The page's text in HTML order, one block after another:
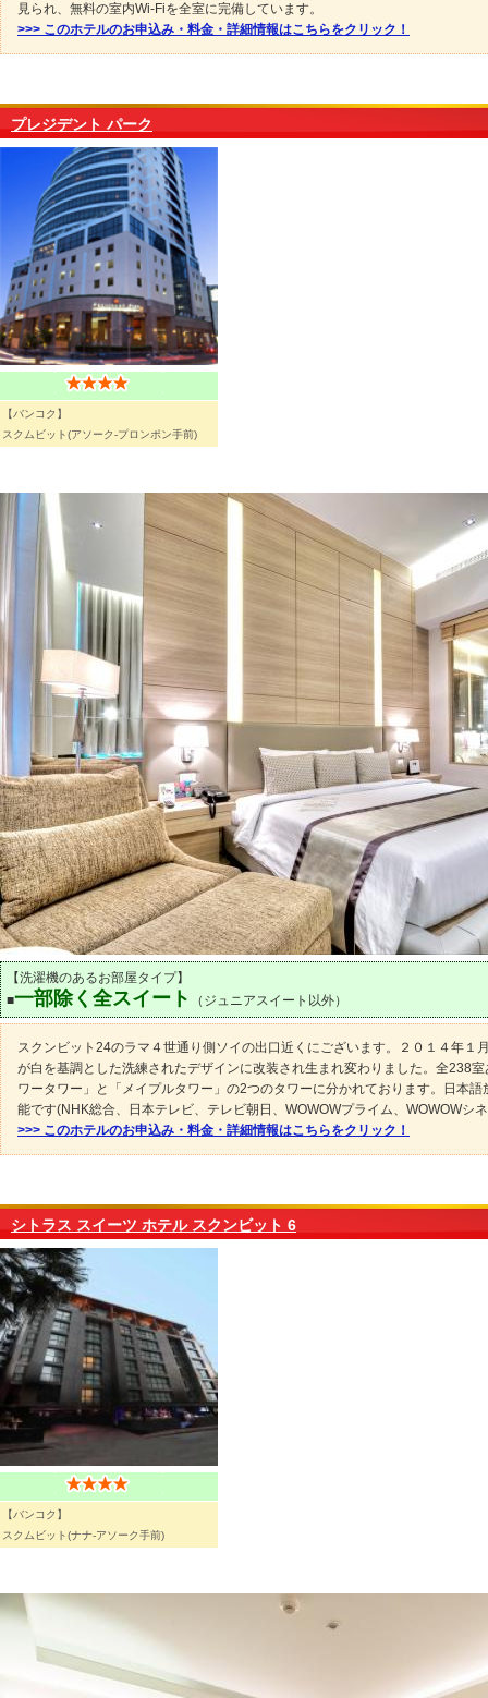
見られ、無料の室内Wi-Fiを全室に完備しています。
>>> このホテルのお申込み・料金・詳細情報はこちらをクリック！
プレジデント パーク
【バンコク】
スクムビット(アソーク-プロンポン手前)
【洗濯機のあるお部屋タイプ】
■一部除く全スイート （ジュニアスイート以外）
スクンビット24のラマ４世通り側ソイの出口近くにございます。２０１４年１
が白を基調とした洗練されたデザインに改装され生まれ変わりました。全238
ワータワー」と「メイプルタワー」の2つのタワーに分かれております。日本語
能です(NHK総合、日本テレビ、テレビ朝日、WOWOWプライム、WOWOWシ
>>> このホテルのお申込み・料金・詳細情報はこちらをクリック！
シトラス スイーツ ホテル スクンビット 6
【バンコク】
スクムビット(ナナ-アソーク手前)